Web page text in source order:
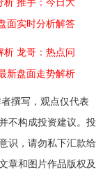
析 推手：今日大
面实时分析解答
析 龙哥：热点问
新盘面走势解析
撰写，观点仅代表
不构成投资建议。投
识，请勿私下汇款给
章和图片作品版权及